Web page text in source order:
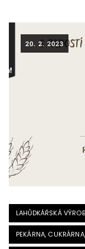
20. 2. 2023
LAHŮDKÁŘSKÁ
PEKÁRNA,